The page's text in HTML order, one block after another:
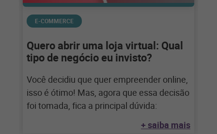
E-COMMERCE
Quero abrir uma loja virtual: Qual
tipo de negócio eu invisto?
Você decidiu que quer empreender online,
isso é ótimo! Mas, agora que essa decisão
foi tomada, fica a principal dúvida:
+ saiba mais